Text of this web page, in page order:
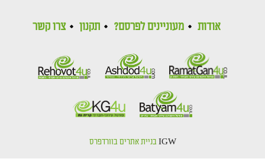
אודות מעוניינים לפרסם? תקנון צרו קשר
IGW בניית אתרים בוורדפרס